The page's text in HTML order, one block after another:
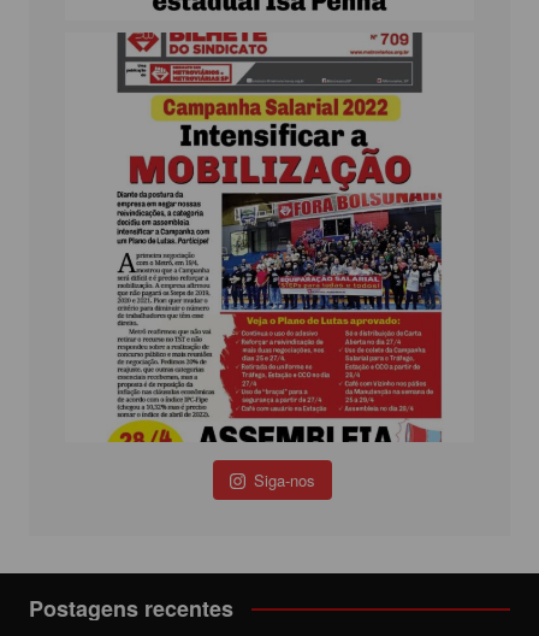
Siga-nos
Postagens recentes